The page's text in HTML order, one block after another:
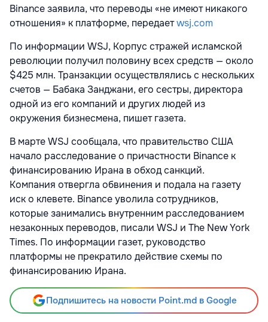
Binance заявила, что переводы «не имеют никакого
отношения» к платформе, передаетwsj.com
По информации WSJ, Корпус стражей исламской
революции получил половину всех средств — около
$425 млн. Транзакции осуществлялись с нескольких
счетов — Бабака Занджани, его сестры, директора
одной из его компаний и других людей из
окружения бизнесмена, пишет газета.
В марте WSJ сообщала, что правительство США
начало расследование о причастности Binance к
финансированию Ирана в обход санкций.
Компания отвергла обвинения и подала на газету
иск о клевете. Binance уволила сотрудников,
которые занимались внутренним расследованием
незаконных переводов, писали WSJ и The New York
Times. По информации газет, руководство
платформы не прекратило действие схемы по
финансированию Ирана.
Подпишитесь на новости Point.md в Google